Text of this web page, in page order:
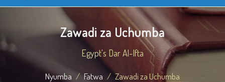
Zawadi za Uchumba
Egypt's Dar Al-Ifta
Nyumba Fatwa Zawadi za Uchumba